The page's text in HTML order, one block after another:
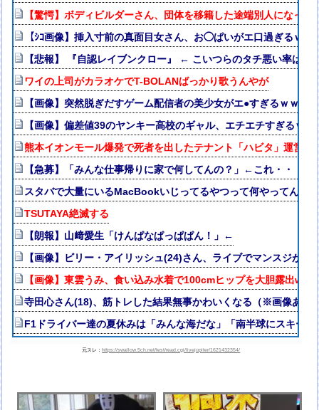
【驚愕】ボディビルダーさん、団体を移籍した途端別人になって
【ｼｺ画像】挿入寸前の真面目女さん、お◯ぱいがエ口過ぎるｗｗ
【悲報】 『自認レイブンクロー』 ← こいつらのタチ悪い率は異
ワイの上司がカラオケでT-BOLANばっかり歌うんやが
【画像】突然脱ぎだすゲーム配信者の美少女がエ●すぎるｗｗｗ
【画像】偏差値39のヤンキー高校のギャル、エチエチすぎるｗ
熊本イオンモール爆発で死者を出したテナント「ハビタ」運営
【急募】「みんな仕事帰りに家で何してんの？」←これ・・・・
スタバで大量にいるMacBookいじってるやつって何やってんの？
TSUTAYA絶滅する
【朗報】山﨑愛生「けんぱなぱっぱぱん！」←
【画像】ビリー・アイリッシュ(24)さん、ライブでマンスジが見
【画像】東雲うみ、食い込み水着で100cmヒップを大胆露出
寺田心さん(18)、筋トレした結果無事かわいくなる（※画像あり
F1ドライバー達の夏休みは「みんな海だな」「南半球にスキー
元スレ：https://swallow.5ch.net/test/read.cgi/livejupiter/1621432354/